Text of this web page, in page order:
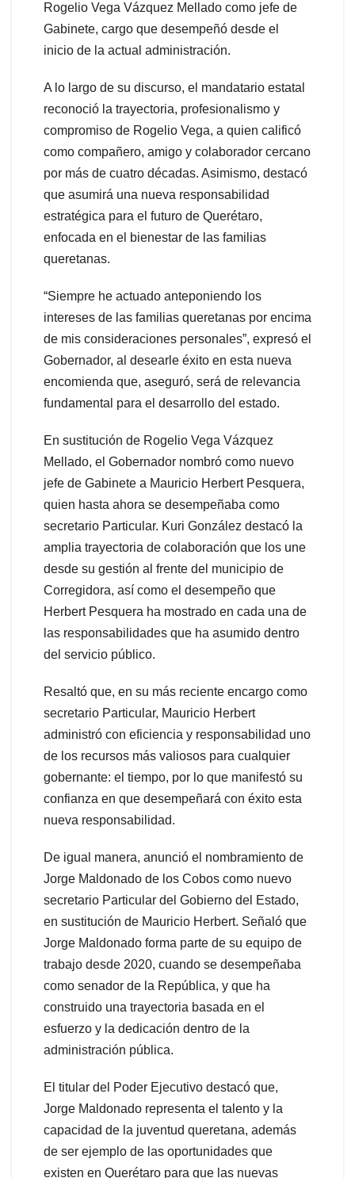
Rogelio Vega Vázquez Mellado como jefe de
Gabinete, cargo que desempeñó desde el
inicio de la actual administración.
A lo largo de su discurso, el mandatario estatal
reconoció la trayectoria, profesionalismo y
compromiso de Rogelio Vega, a quien calificó
como compañero, amigo y colaborador cercano
por más de cuatro décadas. Asimismo, destacó
que asumirá una nueva responsabilidad
estratégica para el futuro de Querétaro,
enfocada en el bienestar de las familias
queretanas.
“Siempre he actuado anteponiendo los
intereses de las familias queretanas por encima
de mis consideraciones personales”, expresó el
Gobernador, al desearle éxito en esta nueva
encomienda que, aseguró, será de relevancia
fundamental para el desarrollo del estado.
En sustitución de Rogelio Vega Vázquez
Mellado, el Gobernador nombró como nuevo
jefe de Gabinete a Mauricio Herbert Pesquera,
quien hasta ahora se desempeñaba como
secretario Particular. Kuri González destacó la
amplia trayectoria de colaboración que los une
desde su gestión al frente del municipio de
Corregidora, así como el desempeño que
Herbert Pesquera ha mostrado en cada una de
las responsabilidades que ha asumido dentro
del servicio público.
Resaltó que, en su más reciente encargo como
secretario Particular, Mauricio Herbert
administró con eficiencia y responsabilidad uno
de los recursos más valiosos para cualquier
gobernante: el tiempo, por lo que manifestó su
confianza en que desempeñará con éxito esta
nueva responsabilidad.
De igual manera, anunció el nombramiento de
Jorge Maldonado de los Cobos como nuevo
secretario Particular del Gobierno del Estado,
en sustitución de Mauricio Herbert. Señaló que
Jorge Maldonado forma parte de su equipo de
trabajo desde 2020, cuando se desempeñaba
como senador de la República, y que ha
construido una trayectoria basada en el
esfuerzo y la dedicación dentro de la
administración pública.
El titular del Poder Ejecutivo destacó que,
Jorge Maldonado representa el talento y la
capacidad de la juventud queretana, además
de ser ejemplo de las oportunidades que
existen en Querétaro para que las nuevas